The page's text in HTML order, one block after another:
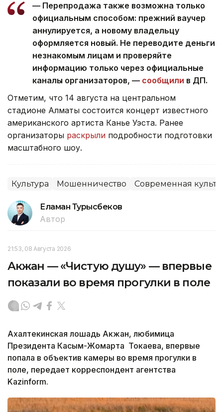
— Перепродажа также возможна только
официальным способом: прежний ваучер
аннулируется, а новому владельцу
оформляется новый. Не переводите деньги
незнакомым лицам и проверяйте
информацию только через официальные
каналы организаторов, — сообщили в ДП.
Отметим, что 14 августа на центральном
стадионе Алматы состоится концерт известного
американского артиста Канье Уэста. Ранее
организаторы раскрыли подробности подготовки
масштабного шоу.
Культура Мошенничество Современная
Еламан Турысбеков
Автор
21:53, 08 Августа 2026
Акжан — «Чистую душу» — впервые
показали во время прогулки в поле
Ахалтекинская лошадь Акжан, любимица
Президента Касым-Жомарта Токаева, впервые
попала в объектив камеры во время прогулки в
поле, передает корреспондент агентства
Kazinform.